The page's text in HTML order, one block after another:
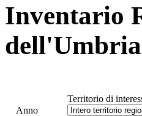
Inventario
dell'Umbria
Anno
Territorio di